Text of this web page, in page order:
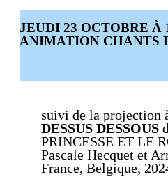
JEUDI 23 OCTOBRE À
ANIMATION CHANTS
suivi de la projection
DESSUS DESSOUS
PRINCESSE ET LE
Pascale Hecquet et
France, Belgique,